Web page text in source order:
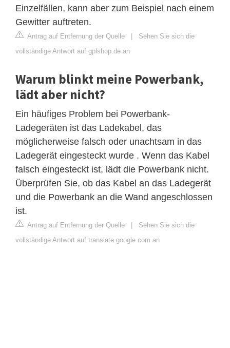
Einzelfällen, kann aber zum Beispiel nach einem
Gewitter auftreten.
Antrag auf Entfernung der Quelle | Sehen Sie sich die
vollständige Antwort auf gplshop.de an
Warum blinkt meine Powerbank,
lädt aber nicht?
Ein häufiges Problem bei Powerbank-
Ladegeräten ist das Ladekabel, das
möglicherweise falsch oder unachtsam in das
Ladegerät eingesteckt wurde . Wenn das Kabel
falsch eingesteckt ist, lädt die Powerbank nicht.
Überprüfen Sie, ob das Kabel an das Ladegerät
und die Powerbank an die Wand angeschlossen
ist.
Antrag auf Entfernung der Quelle | Sehen Sie sich die
vollständige Antwort auf translate.google.com an